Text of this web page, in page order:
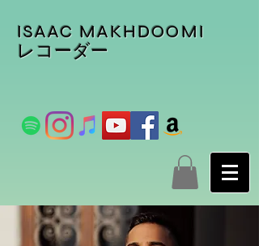
ISAAC MAKHDOOMI
レコーダー